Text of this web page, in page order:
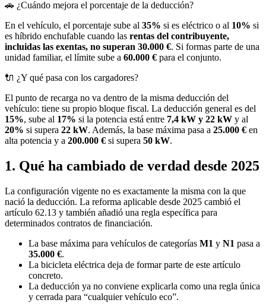
🚗 ¿Cuándo mejora el porcentaje de la deducción?
En el vehículo, el porcentaje sube al 35% si es eléctrico o al 10% si
es híbrido enchufable cuando las rentas del contribuyente,
incluidas las exentas, no superan 30.000 €. Si formas parte de una
unidad familiar, el límite sube a 60.000 € para el conjunto.
🔌 ¿Y qué pasa con los cargadores?
El punto de recarga no va dentro de la misma deducción del
vehículo: tiene su propio bloque fiscal. La deducción general es del
15%, sube al 17% si la potencia está entre 7,4 kW y 22 kW y al
20% si supera 22 kW. Además, la base máxima pasa a 25.000 € en
alta potencia y a 200.000 € si supera 50 kW.
1. Qué ha cambiado de verdad desde 2025
La configuración vigente no es exactamente la misma con la que
nació la deducción. La reforma aplicable desde 2025 cambió el
artículo 62.13 y también añadió una regla específica para
determinados contratos de financiación.
La base máxima para vehículos de categorías M1 y N1 pasa a
35.000 €.
La bicicleta eléctrica deja de formar parte de este artículo
concreto.
La deducción ya no conviene explicarla como una regla única
y cerrada para “cualquier vehículo eco”.